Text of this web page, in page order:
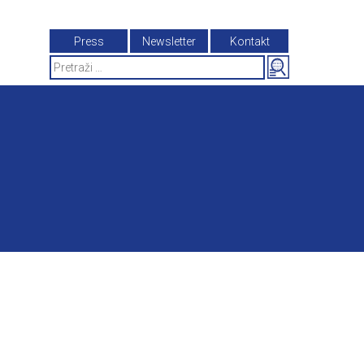
Press Newsletter
Kontakt
Search
for: